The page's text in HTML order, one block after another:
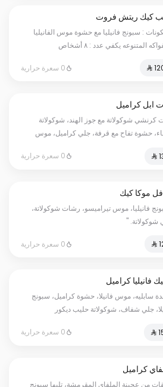
كيك ريتش فروت
: سبونج فانيليا مع حشوة موس الفانيليا
المتنوعه يكفي عدد : ٨ أشخاص
0 سعرة حرارية
ابل كراميل
كرنشي شوكولاتة مع جوز الهند، شوكولاتة
حشوة تفاح مع قرفة، جلي كراميل، موس
0 سعرة حرارية
موكا كيك
فانيليا، موس تيراميسو، رشات شوكولاتة،
شوكولاتة. "
0 سعرة حرارية
فانيليا كراميل
سابليه، موس فانيلا، حشوة كراميل، سبونج
جلي شفاف، شوكولاتة حليب ديكور
0 سعرة حرارية
كراميل
من عجينة الملفاي المقرمشة، تليها سبونج